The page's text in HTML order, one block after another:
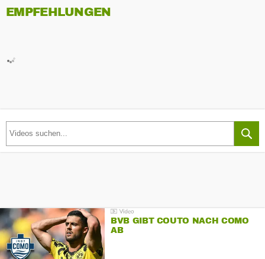
EMPFEHLUNGEN
BVB GIBT COUTO NACH COMO
AB